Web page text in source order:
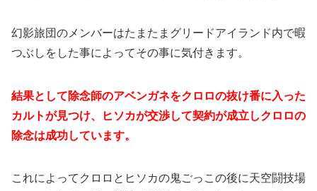
幻影旅団のメンバーはたまたまグリードアイランド内で暇
つぶしをした事によってその事に気付きます。
結果として除念師のアベンガネをクロロの抜け番に入った
カルトが見つけ、ヒソカが交渉して契約が成立しクロロの
除念は成功しています。
これによってクロロとヒソカの鬼ごっこの後に天空闘技場